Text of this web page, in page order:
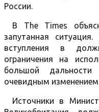
России.
В The Times
запутанная
вступления в
ограничения на
большой
очевидным
Источники в